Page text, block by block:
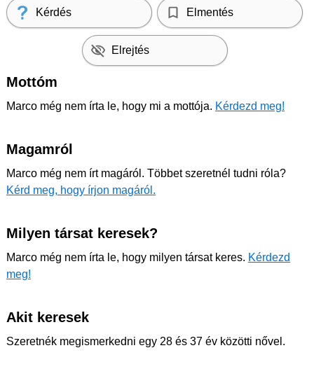
Kérdés Elmentés
Elrejtés
Mottóm
Marco még nem írta le, hogy mi a mottója. Kérdezd meg!
Magamról
Marco még nem írt magáról. Többet szeretnél tudni róla?
Kérd meg, hogy írjon magáról.
Milyen társat keresek?
Marco még nem írta le, hogy milyen társat keres. Kérdezd
meg!
Akit keresek
Szeretnék megismerkedni egy 28 és 37 év közötti nővel.